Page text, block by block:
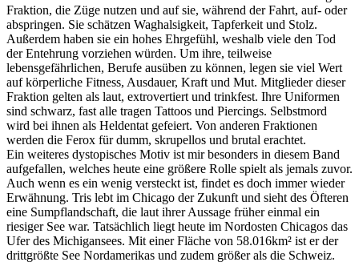
Fraktion, die Züge nutzen und auf sie, während der Fahrt, auf- oder
abspringen. Sie schätzen Waghalsigkeit, Tapferkeit und Stolz.
Außerdem haben sie ein hohes Ehrgefühl, weshalb viele den Tod
der Entehrung vorziehen würden. Um ihre, teilweise
lebensgefährlichen, Berufe ausüben zu können, legen sie viel Wert
auf körperliche Fitness, Ausdauer, Kraft und Mut. Mitglieder dieser
Fraktion gelten als laut, extrovertiert und trinkfest. Ihre Uniformen
sind schwarz, fast alle tragen Tattoos und Piercings. Selbstmord
wird bei ihnen als Heldentat gefeiert. Von anderen Fraktionen
werden die Ferox für dumm, skrupellos und brutal erachtet.
Ein weiteres dystopisches Motiv ist mir besonders in diesem Band
aufgefallen, welches heute eine größere Rolle spielt als jemals zuvor.
Auch wenn es ein wenig versteckt ist, findet es doch immer wieder
Erwähnung. Tris lebt im Chicago der Zukunft und sieht des Öfteren
eine Sumpflandschaft, die laut ihrer Aussage früher einmal ein
riesiger See war. Tatsächlich liegt heute im Nordosten Chicagos das
Ufer des Michigansees. Mit einer Fläche von 58.016km² ist er der
drittgrößte See Nordamerikas und zudem größer als die Schweiz.